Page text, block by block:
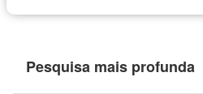
Pesquisa mais profunda